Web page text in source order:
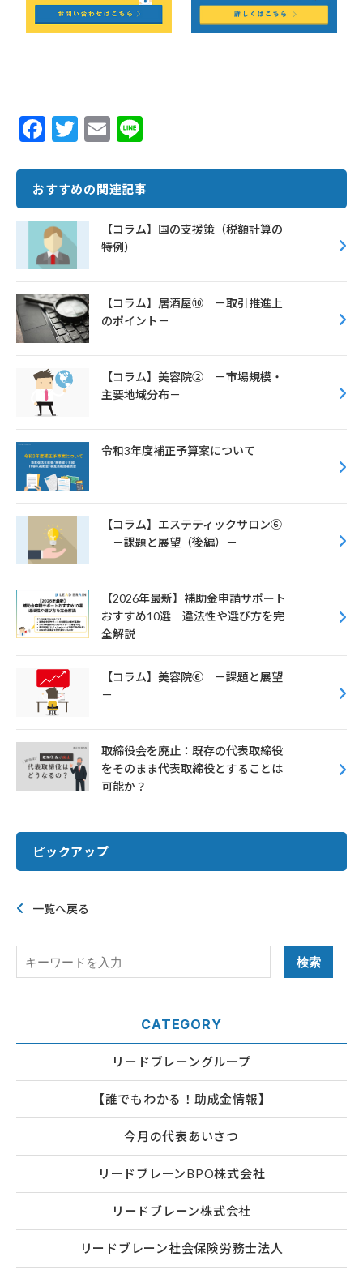
F
e
b
o
o
k
T
it
te
E
ai
l
e
おすすめの関連記事
【コラム】国の支援策（税額計算の
特例）
【コラム】居酒屋⑩ －取引推進上
のポイント－
【コラム】美容院② －市場規模・
主要地域分布－
令和3年度補正予算案について
【コラム】エステティックサロン⑥
－課題と展望（後編）－
【2026年最新】補助金申請サポート
おすすめ10選｜違法性や選び方を完
全解説
【コラム】美容院⑥ －課題と展望
－
取締役会を廃止：既存の代表取締役
をそのまま代表取締役とすることは
可能か？
ピックアップ
一覧へ戻る
CATEGORY
リードブレーングループ
【誰でもわかる！助成金情報】
今月の代表あいさつ
リードブレーンBPO株式会社
リードブレーン株式会社
リードブレーン社会保険労務士法人